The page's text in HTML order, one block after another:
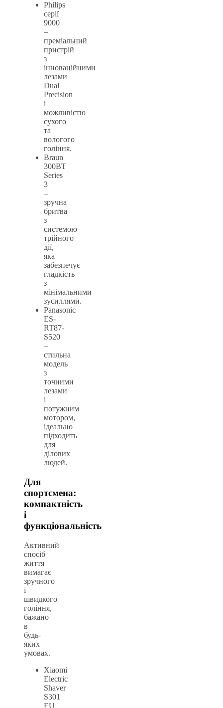
Philips
серії
9000
–
преміальний
пристрій
з
інноваційними
лезами
Dual
Precision
і
можливістю
сухого
та
вологого
гоління.
Braun
300BT
Series
3
–
зручна
бритва
з
системою
трійного
дії,
яка
забезпечує
гладкість
з
мінімальними
зусиллями.
Panasonic
ES-
RT87-
S520
–
стильна
модель
з
точними
лезами
і
потужним
мотором,
ідеально
підходить
для
ділових
людей.
Для
спортсмена:
компактність
і
функціональність
Активний
спосіб
життя
вимагає
зручного
і
швидкого
гоління,
бажано
в
будь-
яких
умовах.
Xiaomi
Electric
Shaver
S301
EU